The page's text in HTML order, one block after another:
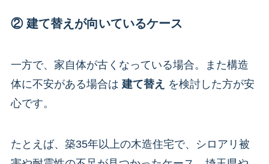
② 建て替えが向いているケース
一方で、家自体が古くなっている場合。また構造
体に不安がある場合は 建て替え を検討した方が安
心です。
たとえば、築35年以上の木造住宅で、シロアリ被